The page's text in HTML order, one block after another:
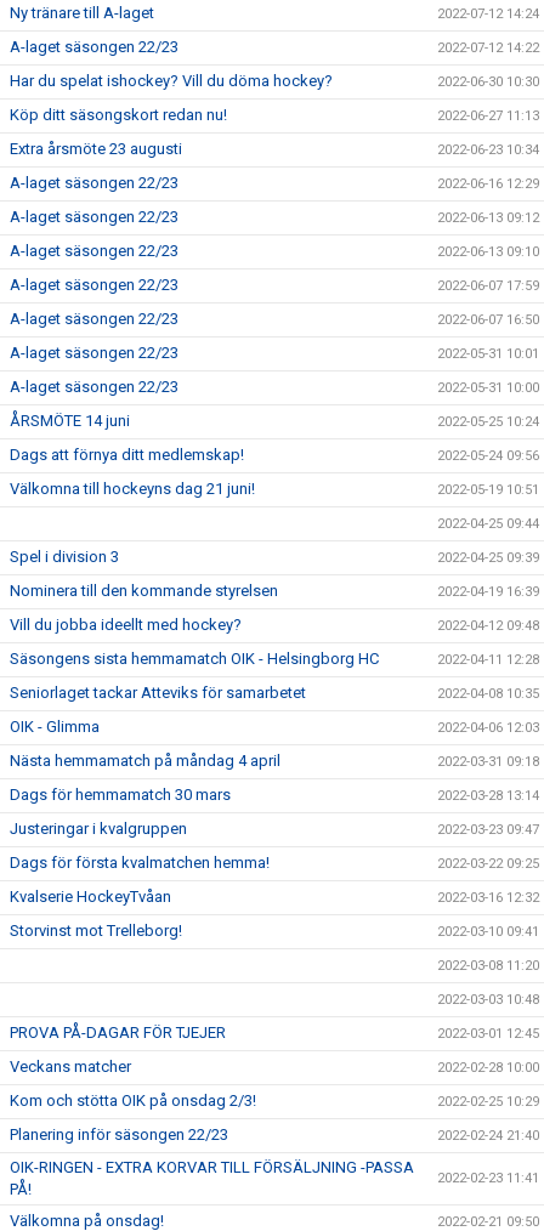
Ny tränare till A-laget 2022-07-12 14:24
A-laget säsongen 22/23 2022-07-12 14:22
Har du spelat ishockey? Vill du döma hockey? 2022-06-30 10:30
Köp ditt säsongskort redan nu! 2022-06-27 11:13
Extra årsmöte 23 augusti 2022-06-23 10:34
A-laget säsongen 22/23 2022-06-16 12:29
A-laget säsongen 22/23 2022-06-13 09:12
A-laget säsongen 22/23 2022-06-13 09:10
A-laget säsongen 22/23 2022-06-07 17:59
A-laget säsongen 22/23 2022-06-07 16:50
A-laget säsongen 22/23 2022-05-31 10:01
A-laget säsongen 22/23 2022-05-31 10:00
ÅRSMÖTE 14 juni 2022-05-25 10:24
Dags att förnya ditt medlemskap! 2022-05-24 09:56
Välkomna till hockeyns dag 21 juni! 2022-05-19 10:51
2022-04-25 09:44
Spel i division 3 2022-04-25 09:39
Nominera till den kommande styrelsen 2022-04-19 16:39
Vill du jobba ideellt med hockey? 2022-04-12 09:48
Säsongens sista hemmamatch OIK - Helsingborg HC 2022-04-11 12:28
Seniorlaget tackar Atteviks för samarbetet 2022-04-08 10:35
OIK - Glimma 2022-04-06 12:03
Nästa hemmamatch på måndag 4 april 2022-03-31 09:18
Dags för hemmamatch 30 mars 2022-03-28 13:14
Justeringar i kvalgruppen 2022-03-23 09:47
Dags för första kvalmatchen hemma! 2022-03-22 09:25
Kvalserie HockeyTvåan 2022-03-16 12:32
Storvinst mot Trelleborg! 2022-03-10 09:41
2022-03-08 11:20
2022-03-03 10:48
PROVA PÅ-DAGAR FÖR TJEJER 2022-03-01 12:45
Veckans matcher 2022-02-28 10:00
Kom och stötta OIK på onsdag 2/3! 2022-02-25 10:29
Planering inför säsongen 22/23 2022-02-24 21:40
OIK-RINGEN - EXTRA KORVAR TILL FÖRSÄLJNING -PASSA
PÅ!
2022-02-23 11:41
Välkomna på onsdag! 2022-02-21 09:50